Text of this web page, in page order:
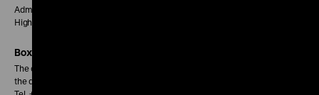
Admission € 5
Higher prices may be charged for special events.
Box Office
The cinema’s box office opens 30 Minutes before the first screening of
the day.